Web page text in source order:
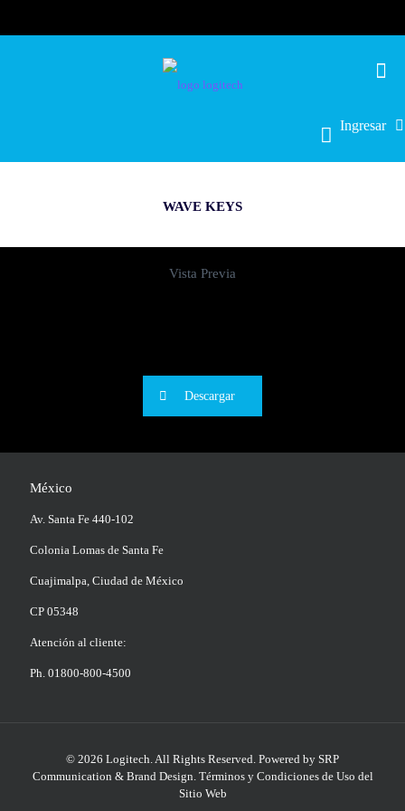
Ingresar
WAVE KEYS
Vista Previa
Descargar
México
Av. Santa Fe 440-102
Colonia Lomas de Santa Fe
Cuajimalpa, Ciudad de México
CP 05348
Atención al cliente:
Ph. 01800-800-4500
© 2026 Logitech. All Rights Reserved. Powered by SRP
Communication & Brand Design Términos y Condiciones de Uso del
Sitio Web